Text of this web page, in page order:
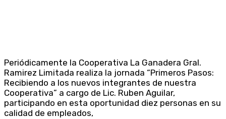
Periódicamente la Cooperativa La Ganadera Gral.
Ramirez Limitada realiza la jornada “Primeros Pasos:
Recibiendo a los nuevos integrantes de nuestra
Cooperativa” a cargo de Lic. Ruben Aguilar,
participando en esta oportunidad diez personas en su
calidad de empleados,